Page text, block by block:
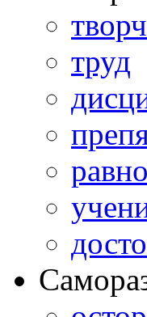
труд